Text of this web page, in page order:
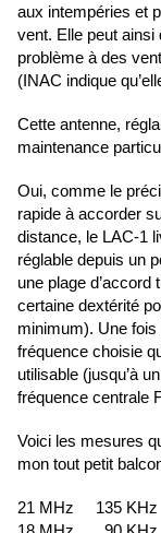
aux intempéries et
vent. Elle peut
problème à des
(INAC indique
Cette antenne,
maintenance
Oui, comme le
rapide à accorder
distance, le LAC-1
réglable depuis un
une plage
certaine dextérité
minimum). Une fois
fréquence choisie
utilisable (jusqu’à
fréquence centrale
Voici les mesures
mon tout petit
21 MHz 135 KHz